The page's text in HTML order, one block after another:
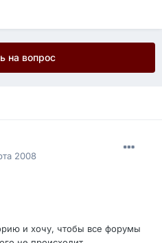
на вопрос
2008
и хочу, чтобы все форумы